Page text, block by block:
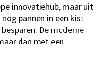
innovatiehub, maar uit
pannen in een kist
De moderne
dan met een